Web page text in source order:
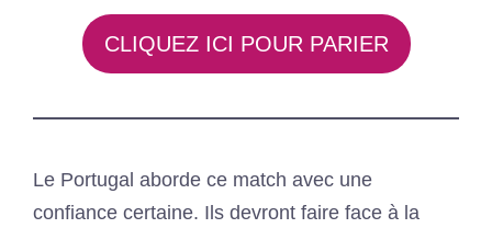
CLIQUEZ ICI POUR PARIER
Le Portugal aborde ce match avec une
confiance certaine. Ils devront faire face à la